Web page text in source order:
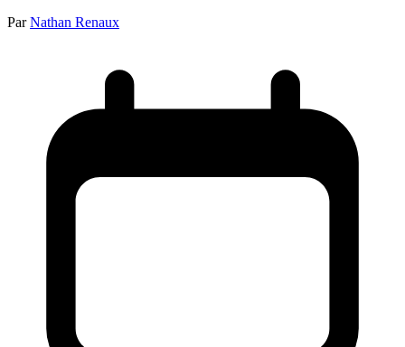
Par Nathan Renaux